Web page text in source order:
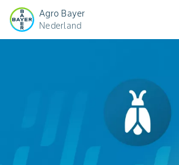
Agro Bayer
Nederland